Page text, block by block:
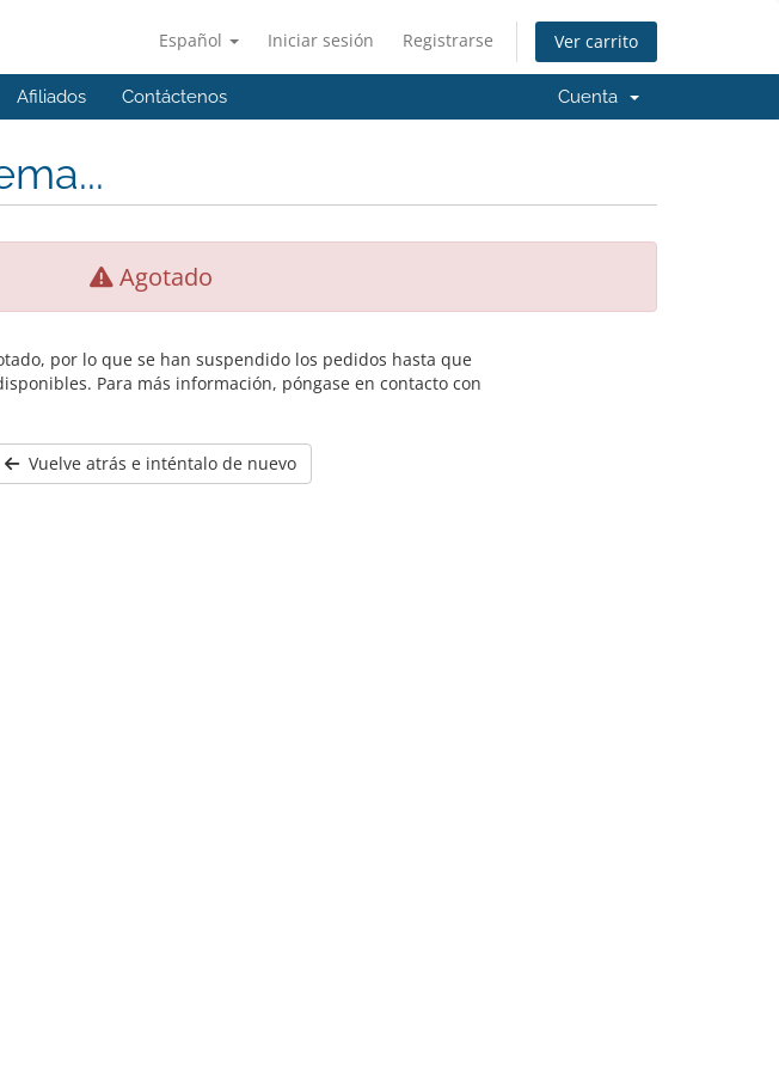
Español Iniciar sesión Registrarse Ver carrito
Afiliados Contáctenos Cuenta
Agotado
por lo que se han suspendido los pedidos hasta que
Para más información, póngase en contacto con
Vuelve atrás e inténtalo de nuevo